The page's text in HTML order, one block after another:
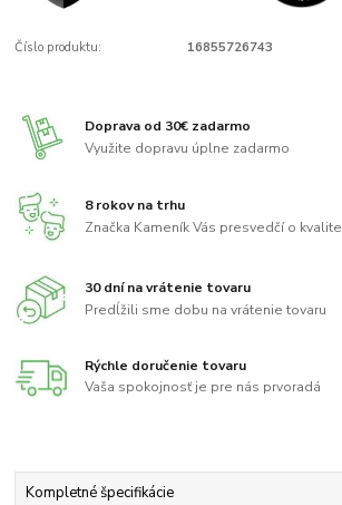
Číslo produktu: 16855726743
Doprava od 30€ zadarmo
Využite dopravu úplne zadarmo
8 rokov na trhu
Značka Kameník Vás presvedčí o kvalite
30 dní na vrátenie tovaru
Predĺžili sme dobu na vrátenie tovaru
Rýchle doručenie tovaru
Vaša spokojnosť je pre nás prvoradá
Kompletné špecifikácie